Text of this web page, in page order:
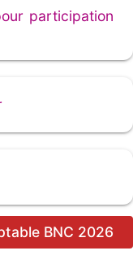
participation
BNC 2026